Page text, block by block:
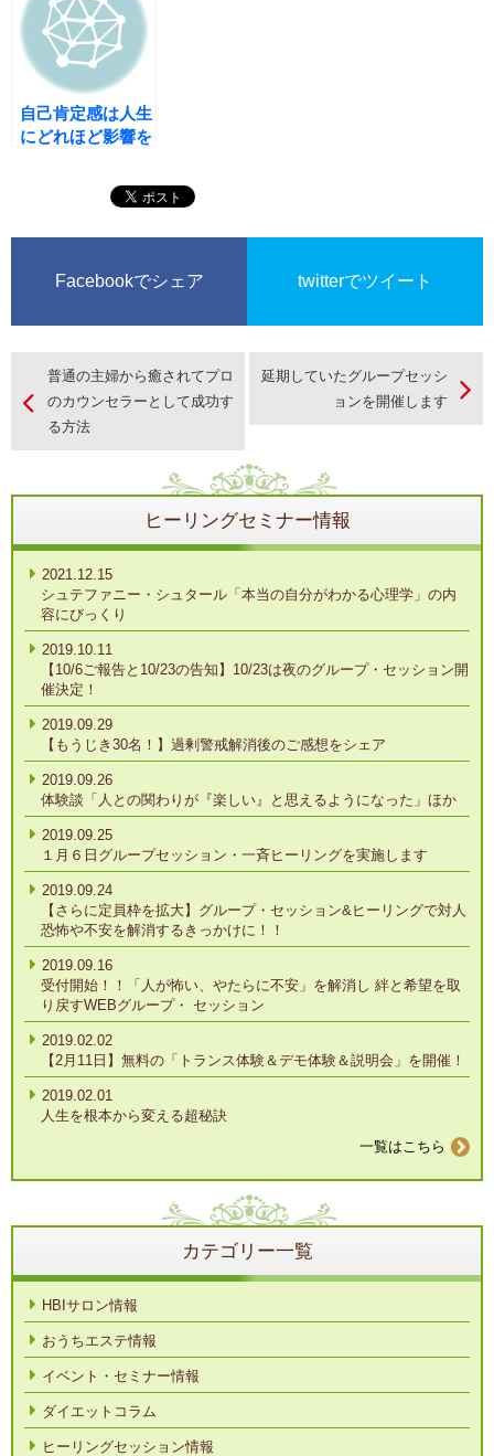
自己肯定感は人生
にどれほど影響を
Facebookでシェア twitterでツイート
普通の主婦から癒されてプロ
のカウンセラーとして成功す
る方法
延期していたグループセッシ
ョンを開催します
ヒーリングセミナー情報
2021.12.15
シュテファニー・シュタール「本当の自分がわかる心理学」の内
容にびっくり
2019.10.11
【10/6ご報告と10/23の告知】10/23は夜のグループ・セッション開
催決定！
2019.09.29
【もうじき30名！】過剰警戒解消後のご感想をシェア
2019.09.26
体験談「人との関わりが『楽しい』と思えるようになった」ほか
2019.09.25
１月６日グループセッション・一斉ヒーリングを実施します
2019.09.24
【さらに定員枠を拡大】グループ・セッション&ヒーリングで対人
恐怖や不安を解消するきっかけに！！
2019.09.16
受付開始！！「人が怖い、やたらに不安」を解消し 絆と希望を取
り戻すWEBグループ・ セッション
2019.02.02
【2月11日】無料の「トランス体験＆デモ体験＆説明会」を開催！
2019.02.01
人生を根本から変える超秘訣
一覧はこちら
カテゴリー一覧
HBIサロン情報
おうちエステ情報
イベント・セミナー情報
ダイエットコラム
ヒーリングセッション情報